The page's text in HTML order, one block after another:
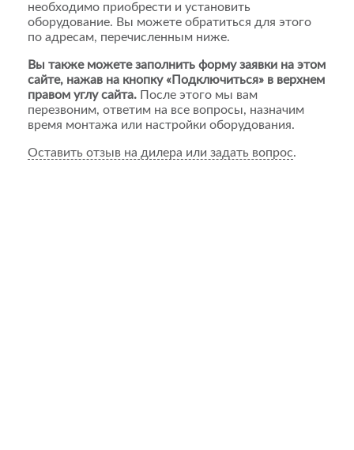
необходимо приобрести и установить
оборудование. Вы можете обратиться для этого
по адресам, перечисленным ниже.
Вы также можете заполнить форму заявки на этом
сайте, нажав на кнопку «Подключиться» в верхнем
правом углу сайта. После этого мы вам
перезвоним, ответим на все вопросы, назначим
время монтажа или настройки оборудования.
Оставить отзыв на дилера или задать вопрос.